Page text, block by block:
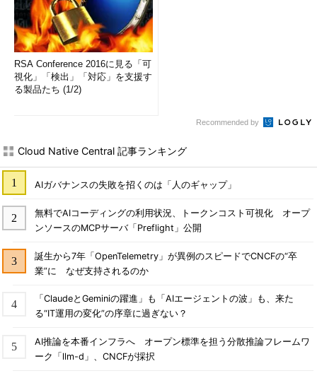
RSA Conference 2016に見る「可
視化」「検出」「対応」を支援す
る製品たち (1/2)
Recommended by
Cloud Native Central 記事ランキング
AIガバナンスの失敗を招くのは「人のギャップ」
無料でAIコーディングの利用状況、トークンコスト可視化 オープ
ンソースのMCPサーバ「Preflight」公開
誕生から7年「OpenTelemetry」が異例のスピードでCNCFの“卒
業”に なぜ支持されるのか
「ClaudeとGeminiの躍進」も「AIエージェントの波」も、来た
る“IT運用の変化”の序章に過ぎない？
AI推論を本番インフラへ オープン標準を担う分散推論フレームワ
ーク「llm-d」、CNCFが採択